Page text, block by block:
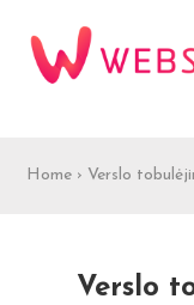
Home › Verslo
Verslo